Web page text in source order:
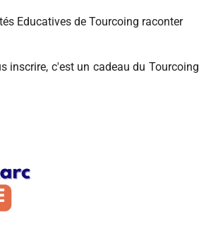
Educatives de Tourcoing raconter
inscrire, c'est un cadeau du Tourcoing